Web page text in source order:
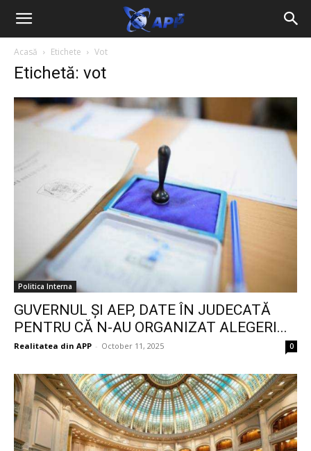
Acasă Etichete Vot
Etichetă: vot
Politica Interna
GUVERNUL ȘI AEP, DATE ÎN JUDECATĂ
PENTRU CĂ N-AU ORGANIZAT ALEGERI...
Realitatea din APP - October 11, 2025 0